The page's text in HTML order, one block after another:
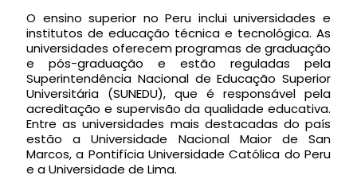
O ensino superior no Peru inclui universidades e
institutos de educação técnica e tecnológica. As
universidades oferecem programas de graduação
e pós-graduação e estão reguladas pela
Superintendência Nacional de Educação Superior
Universitária (SUNEDU), que é responsável pela
acreditação e supervisão da qualidade educativa.
Entre as universidades mais destacadas do país
estão a Universidade Nacional Maior de San
Marcos, a Pontifícia Universidade Católica do Peru
e a Universidade de Lima.